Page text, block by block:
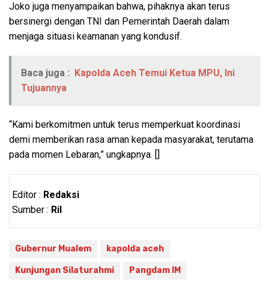
Joko juga menyampaikan bahwa, pihaknya akan terus
bersinergi dengan TNI dan Pemerintah Daerah dalam
menjaga situasi keamanan yang kondusif.
Baca juga :
Kapolda Aceh Temui Ketua MPU, Ini
Tujuannya
“Kami berkomitmen untuk terus memperkuat koordinasi
demi memberikan rasa aman kepada masyarakat, terutama
pada momen Lebaran,” ungkapnya. []
Editor : Redaksi
Sumber : Ril
Gubernur Mualem kapolda aceh
Kunjungan Silaturahmi Pangdam IM